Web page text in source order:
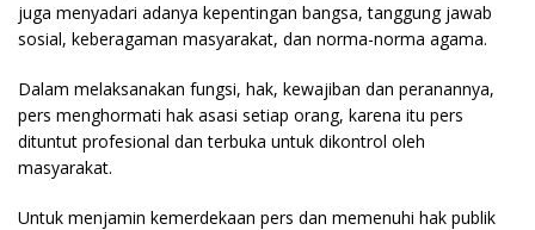
juga menyadari adanya kepentingan bangsa, tanggung jawab
sosial, keberagaman masyarakat, dan norma-norma agama.
Dalam melaksanakan fungsi, hak, kewajiban dan peranannya,
pers menghormati hak asasi setiap orang, karena itu pers
dituntut profesional dan terbuka untuk dikontrol oleh
masyarakat.
Untuk menjamin kemerdekaan pers dan memenuhi hak publik